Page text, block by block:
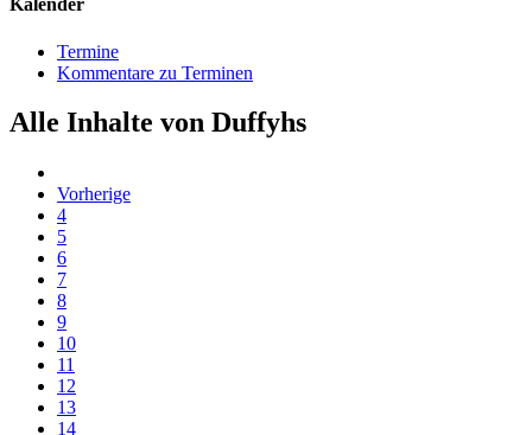
Kalender
Termine
Kommentare zu Terminen
Alle Inhalte von Duffyhs
Vorherige
4
5
6
7
8
9
10
11
12
13
14